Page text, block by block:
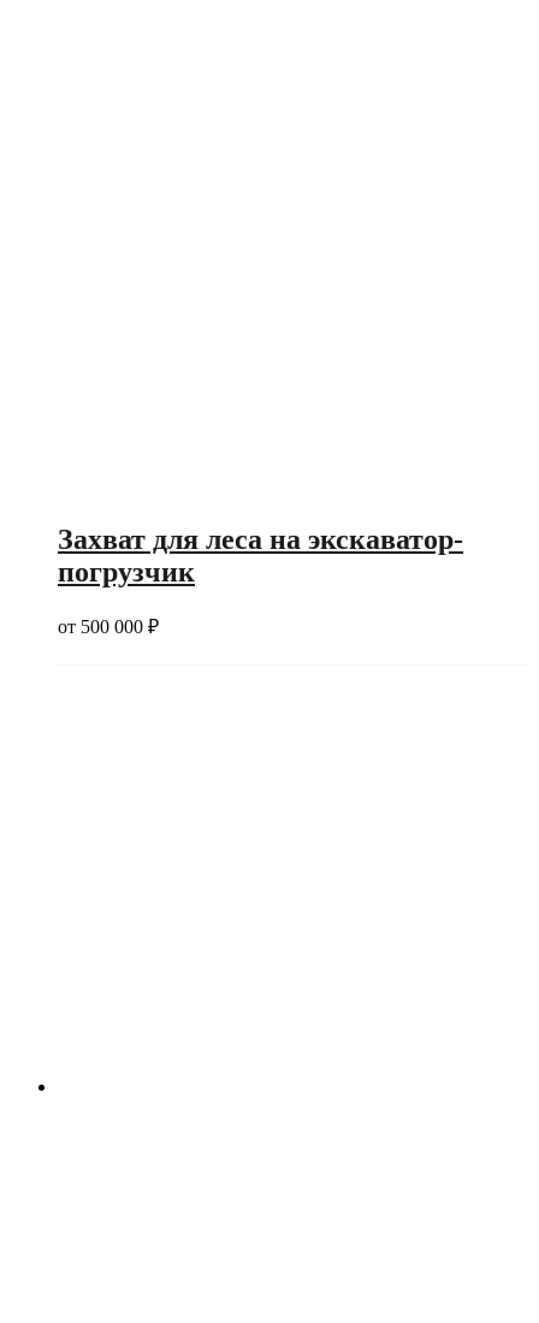
Захват для леса на экскаватор-
погрузчик
от 500 000 ₽